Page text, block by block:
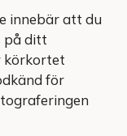
innebär att du
på ditt
körkortet
för